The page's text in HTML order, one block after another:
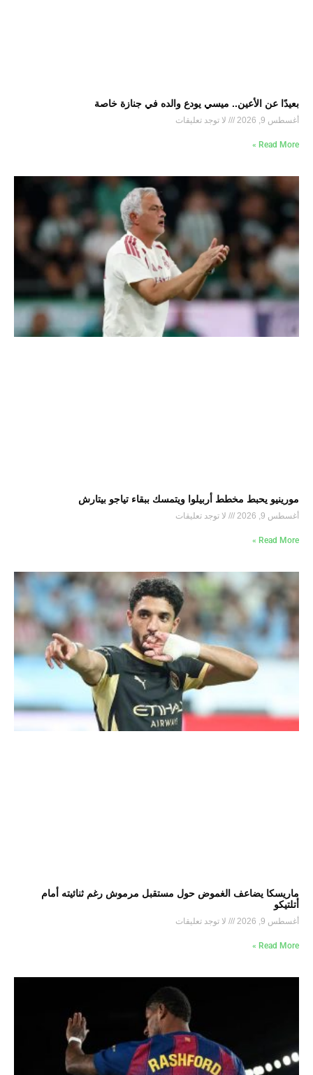
بعيدًا عن الأعين.. ميسي يودع والده في جنازة خاصة
أغسطس 9, 2026 لا توجد تعليقات
Read More »
مورينيو يحبط مخطط أربيلوا ويتمسك ببقاء تياجو بيتارش
أغسطس 9, 2026 لا توجد تعليقات
Read More »
ماريسكا يضاعف الغموض حول مستقبل مرموش رغم ثنائيته أمام
أتلتيكو
أغسطس 9, 2026 لا توجد تعليقات
Read More »